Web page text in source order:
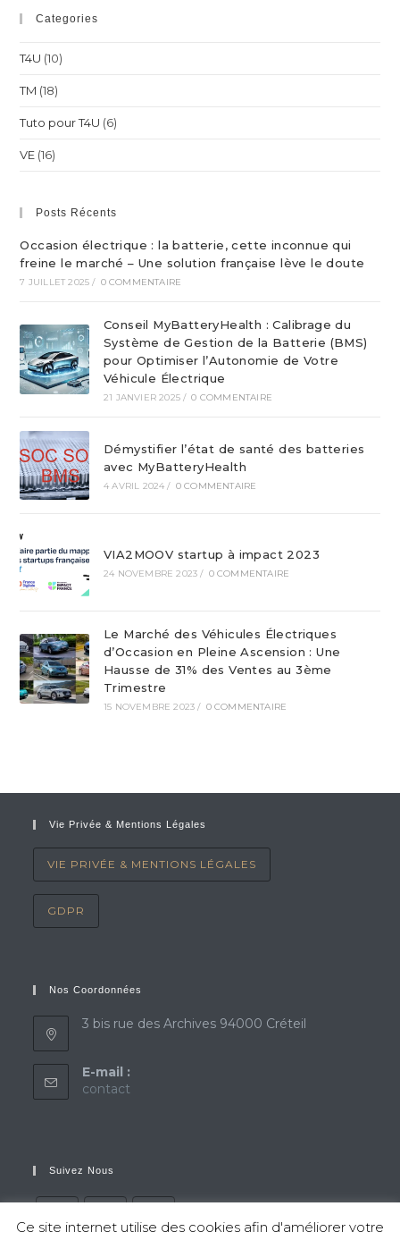
Categories
T4U (10)
TM (18)
Tuto pour T4U (6)
VE (16)
Posts Récents
Occasion électrique : la batterie, cette inconnue qui
freine le marché – Une solution française lève le doute
7 JUILLET 2025 / 0 COMMENTAIRE
Conseil MyBatteryHealth : Calibrage du
Système de Gestion de la Batterie (BMS)
pour Optimiser l’Autonomie de Votre
Véhicule Électrique
21 JANVIER 2025 / 0 COMMENTAIRE
Démystifier l’état de santé des batteries
avec MyBatteryHealth
4 AVRIL 2024 / 0 COMMENTAIRE
VIA2MOOV startup à impact 2023
24 NOVEMBRE 2023 / 0 COMMENTAIRE
Le Marché des Véhicules Électriques
d’Occasion en Pleine Ascension : Une
Hausse de 31% des Ventes au 3ème
Trimestre
15 NOVEMBRE 2023 / 0 COMMENTAIRE
Vie Privée & Mentions Légales
VIE PRIVÉE & MENTIONS LÉGALES
GDPR
Nos Coordonnées
3 bis rue des Archives 94000 Créteil
E-mail :
contact
Suivez Nous
Ce site internet utilise des cookies afin d'améliorer votre